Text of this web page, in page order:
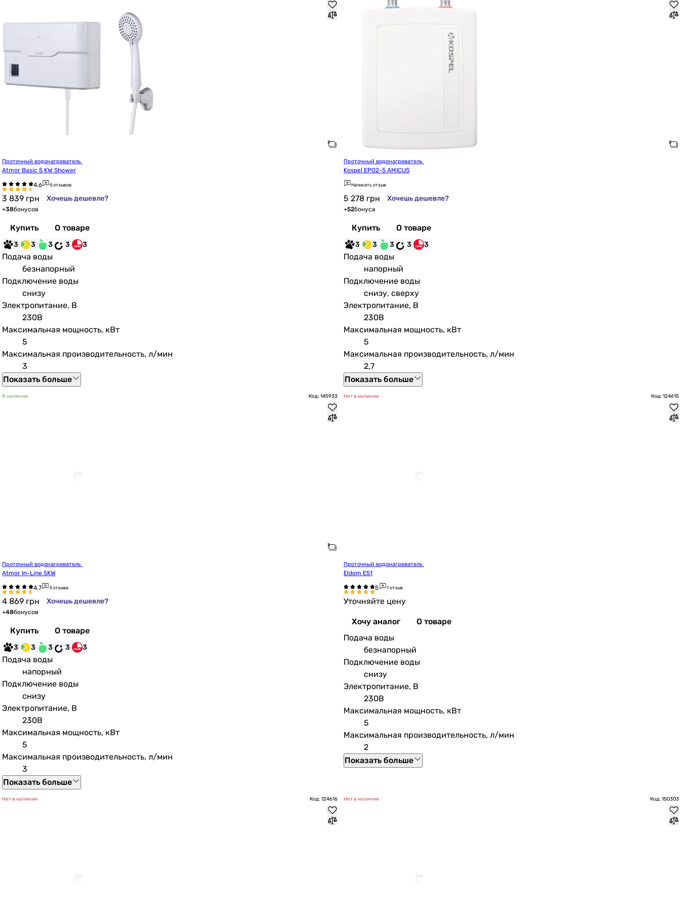
Atmor Basic 5 KW Shower
5 отзывов
3 839 грн Хочешь дешевле?
+38бонусов
Купить О товаре
3 3 3 3 3
Подача воды
безнапорный
Подключение воды
снизу
Электропитание, В
230В
Максимальная мощность, кВт
5
Максимальная производительность, л/мин
3
Показать больше
Kospel EPO2-5 AMICUS
Написать отзыв
5 278 грн Хочешь дешевле?
+52бонуса
Купить О товаре
3 3 3 3 3
Подача воды
напорный
Подключение воды
снизу, сверху
Электропитание, В
230В
Максимальная мощность, кВт
5
Максимальная производительность, л/мин
2,7
Показать больше
В наличии Код: 145933
Atmor In-Line 5KW
3 отзыва
4 869 грн Хочешь дешевле?
+48бонусов
Купить О товаре
3 3 3 3 3
Подача воды
напорный
Подключение воды
снизу
Электропитание, В
230В
Максимальная мощность, кВт
5
Максимальная производительность, л/мин
3
Показать больше
Нет в наличии Код: 124615
Eldom E51
1 отзыв
Уточняйте цену
Хочу аналог
О товаре
Подача воды
безнапорный
Подключение воды
снизу
Электропитание, В
230В
Максимальная мощность, кВт
5
Максимальная производительность, л/мин
2
Показать больше
Нет в наличии Код: 124616 Нет в наличии Код: 150303